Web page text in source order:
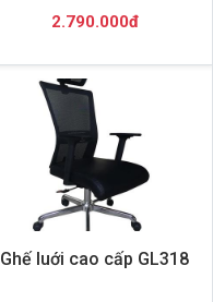
2.790.000đ
Ghế luới cao cấp GL318